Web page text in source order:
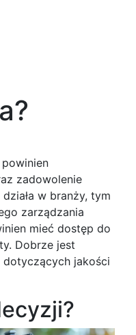
zadowolenie
w branży, tym
zarządzania
mieć dostęp do
Dobrze jest
jakości